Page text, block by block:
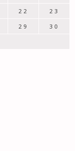
22
23
29
30